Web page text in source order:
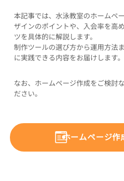
本記事では、水泳教室のホームペ
ザインのポイントや、入会率を高
ツを具体的に解説します。
制作ツールの選び方から運用方法
に実践できる内容をお届けします。
なお、ホームページ作成をご検討な
ださい。
ホームページ作